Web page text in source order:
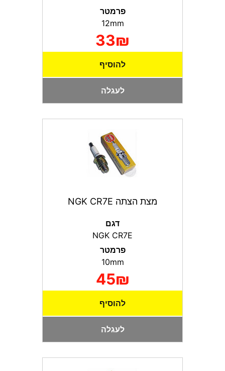
פרמטר
33₪
להוסיף
לעגלה
מצת הצתה NGK CR7E
דגם
NGK CR7E
פרמטר
45₪
להוסיף
לעגלה